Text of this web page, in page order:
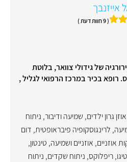
אייזנבך
( 9 חוות דעת )
של גידולי צוואר, בלוטת
רופא בכיר במרכז הרפואי לגליל ,
גרון ילדים, שמיעה ודיבור, ניתוח
, לרינגוסקופיה פיבראופטית, דום
אוזניים, אוזניים ושמיעה, טינטון,
,ריפלוקס, ניתוח שקדים, ניתוח